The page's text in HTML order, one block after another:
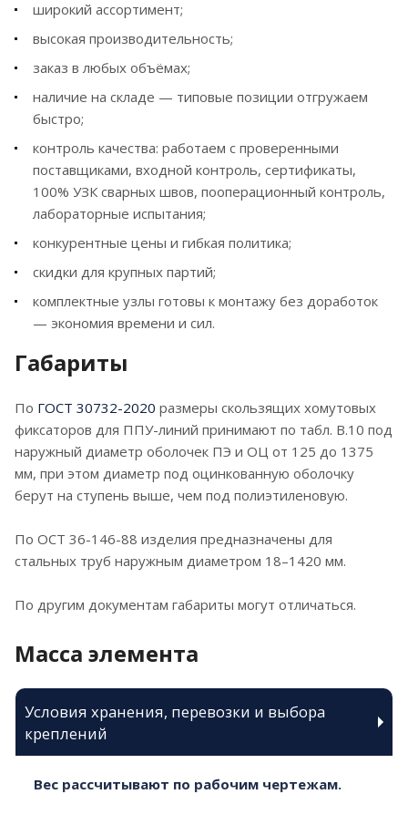
Бескорпусные. Делятся на подвижные и
Корпусные хомутовые. С плоским или круглым
хомутом.
Под отвод. Для изгибов магистрали.
Для вертикальных участков.
Щитовые. При проходе сквозь стены.
Опора для ппу труб по выгодной цене доступна на
нашем сайте. Стоимость рассчитывают
самостоятельно или с менеджерами.
широкий ассортимент;
высокая производительность;
заказ в любых объёмах;
наличие на складе — типовые позиции отгружаем
быстро;
контроль качества: работаем с проверенными
поставщиками, входной контроль, сертификаты,
100% УЗК сварных швов, пооперационный контроль,
лабораторные испытания;
конкурентные цены и гибкая политика;
скидки для крупных партий;
комплектные узлы готовы к монтажу без доработок
— экономия времени и сил.
Габариты
По ГОСТ 30732-2020 размеры скользящих хомутовых
фиксаторов для ППУ-линий принимают по табл. В.10 под
наружный диаметр оболочек ПЭ и ОЦ от 125 до 1375
мм, при этом диаметр под оцинкованную оболочку
берут на ступень выше, чем под полиэтиленовую.
По ОСТ 36-146-88 изделия предназначены для
стальных труб наружным диаметром 18–1420 мм.
По другим документам габариты могут отличаться.
Масса элемента
Условия хранения, перевозки и выбора
креплений
Вес рассчитывают по рабочим чертежам.